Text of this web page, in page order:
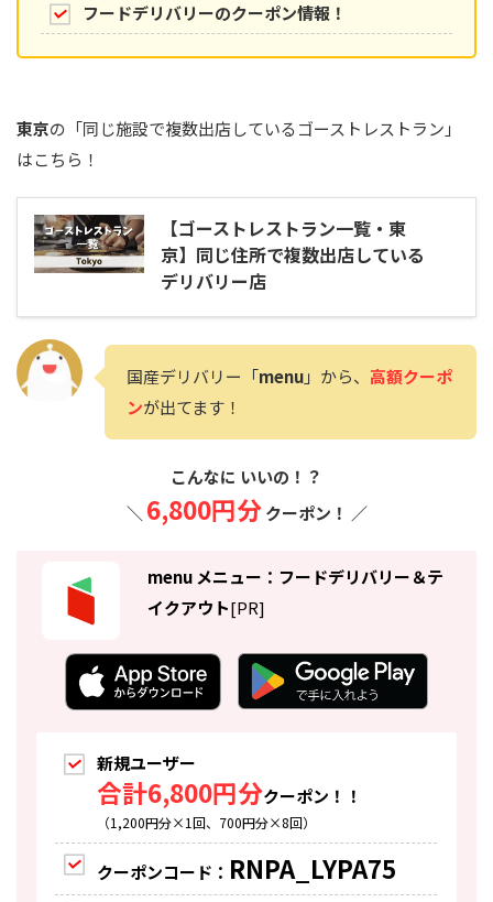
フードデリバリーのクーポン情報！
東京の「同じ施設で複数出店しているゴーストレストラン」
はこちら！
【ゴーストレストラン一覧・東
京】同じ住所で複数出店している
デリバリー店
国産デリバリー「menu」から、 高額クーポ
ンが出てます！
こんなに いいの！？
＼ 6,800円分クーポン！ ／
menu メニュー：フードデリバリー＆テ
イクアウト[PR]
新規ユーザー
合計6,800円分クーポン！！
（1,200円分×1回、700円分×8回）
クーポンコード： RNPA_LYPA75